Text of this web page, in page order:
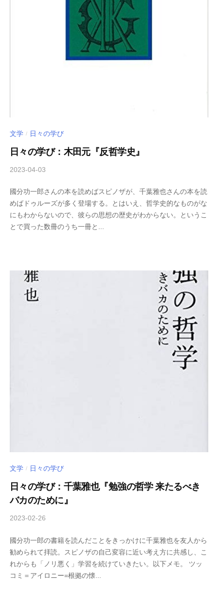
文学 / 日々の学び
日々の学び：木田元『反哲学史』
2023-04-03
木
下
倖
一
件
の
コ
メ
國分功一郎さんの本を読めばスピノザが、千葉雅也さんの本を読
めばドゥルーズが多く登場する。とはいえ、哲学史的なものがな
にもわからないので、彼らの思想の歴史がわからない。というこ
とで買った数冊のうち一冊と...
文学 / 日々の学び
日々の学び：千葉雅也『勉強の哲学 来たるべき
バカのために』
2023-02-26
木
下
倖
一
件
の
コ
メ
國分功一郎の書籍を読んだことをきっかけに千葉雅也を友人から
勧められて拝読。スピノザの自己変容に近い考え方に共感し、こ
れからも「ノリ悪く」学習を続けていきたい。以下メモ。 ツッ
コミ＝アイロニー=根拠の懐...